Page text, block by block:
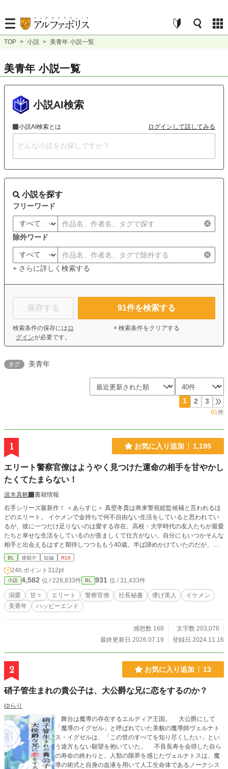
TOP > 小説 > 美青年 小説一覧
美青年 小説一覧
小説AI検索
小説AI検索とは ログインして話してみる
小説を探す
フリーワード
除外ワード
+ さらに詳しく検索する
保存する
検索条件の保存には ロ
グインが必要です。
91件を検索する
× 検索条件をクリアする
タグ 美青年
1 2 3
91件
1 お気に入り追加 1,195
エリート警察官僚はようやく見つけた運命の相手を甘やかし
たくてたまらない！
波木真帆
書籍情報
右手シリーズ最新作！ ＜あらすじ＞ 真壁冬貴は将来警視総監候補と言われるほ
どのエリート。 イケメンで金持ちで何不自由ない生活をしていると思われてい
るが、彼に一つだけ足りないのは愛する存在。高校・大学時代の友人たちが最愛
たちと幸せな生活をしているのが羨ましくて仕方がない。自分にもいつかそんな
相手と出会えるはずと期待しつつももう40歳。半ば諦めかけていたのだが、あ
る事件で出会った久代要を見た瞬間、今まで感じたことのない感情が湧き上が
る。 彼が運命の相手だと悟った冬貴は必死で彼を囲い込む。 イケメンエリート
警察官僚と儚げな社長秘書のイチャラブハッピーエンド小説です。 シリーズも
のですが単体でもお楽しみにいただけます。 R18には※つけます。
BL 連載中 短編 R18
24h.ポイント 312pt
小説 4,582 位 / 228,833件 BL 931 位 / 31,433件
溺愛 甘々 エリート 警察官僚 社長秘書 儚げ美人
イケメン
美青年
ハッピーエンド
感想数 168
文字数 203,076
最終更新日 2026.07.19
登録日 2024.11.16
2 お気に入り追加 13
硝子管生まれの貴公子は、大公爵な兄に恋をするのか？
ゆらり
舞台は魔導の存在するエルディア王国。 大公爵にして
「魔導のイグゼル」と呼ばれていた美貌の魔導師ヴェルナト
ス・イグゼルは、「この世のすべてを知り尽くしたい」とい
う途方もない願望を抱いていた。 不良長寿を会得した自ら
の寿命の終わりと、人類の限界を感じたヴェルナトスは、魔
導の術式と自身の血液を用いて人工生命体であるノークシス